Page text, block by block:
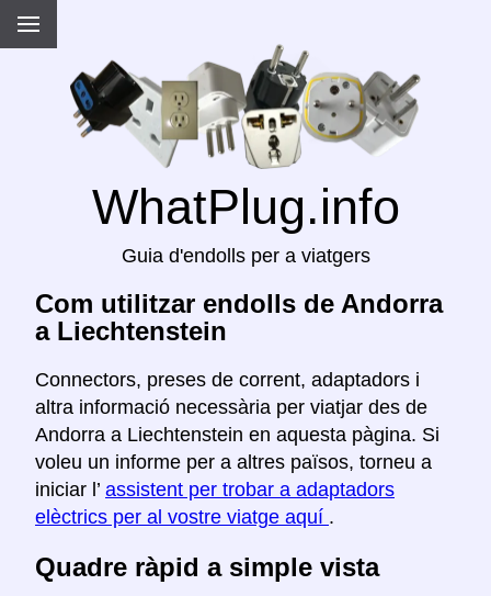
WhatPlug.info
Guia d'endolls per a viatgers
Com utilitzar endolls de Andorra
a Liechtenstein
Connectors, preses de corrent, adaptadors i
altra informació necessària per viatjar des de
Andorra a Liechtenstein en aquesta pàgina. Si
voleu un informe per a altres països, torneu a
iniciar l’ assistent per trobar a adaptadors
elèctrics per al vostre viatge aquí .
Quadre ràpid a simple vista